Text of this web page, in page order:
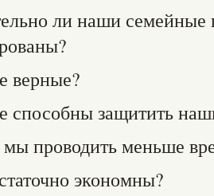
ли наши семейные
верные?
защитить
проводить меньше
экономны?